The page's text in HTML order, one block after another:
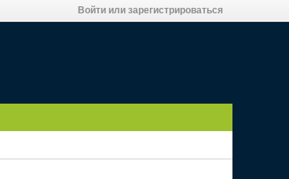
Войти или зарегистрироваться